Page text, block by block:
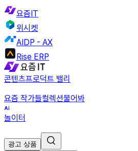
요즘IT
위시켓
AIDP - AX
Rise ERP
콘텐츠프로덕트 밸리
요즘 작가들컬렉션물어봐
놀이터
광고 상품